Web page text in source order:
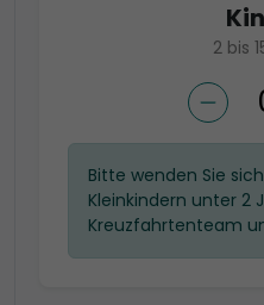
2 bis
Bitte wenden Sie
Kleinkindern unter 2
Kreuzfahrtenteam